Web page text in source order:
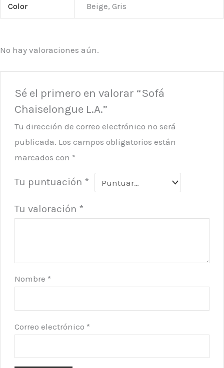
Color Beige, Gris
No hay valoraciones aún.
Sé el primero en valorar “Sofá
Chaiselongue L.A.”
Tu dirección de correo electrónico no será
publicada. Los campos obligatorios están
marcados con *
Tu puntuación *
Tu valoración *
Nombre *
Correo electrónico *